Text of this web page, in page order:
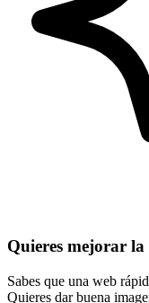
Quieres mejorar
Sabes que una web
Quieres dar buena